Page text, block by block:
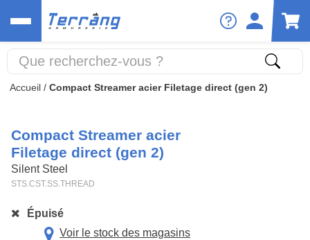
Accueil / Compact Streamer acier Filetage direct (gen 2)
Compact Streamer acier
Filetage direct (gen 2)
Silent Steel
STS.CST.SS.THREAD
Épuisé
Voir le stock des magasins